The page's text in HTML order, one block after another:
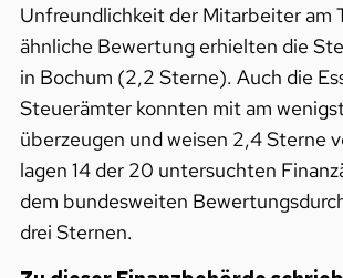
Unfreundlichkeit der Mitarbeiter am
ähnliche Bewertung erhielten die
in Bochum (2,2 Sterne). Auch die
Steuerämter konnten mit am
überzeugen und weisen 2,4 Sterne
lagen 14 der 20 untersuchten
dem bundesweiten
drei Sternen.